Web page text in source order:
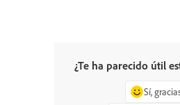
¿Te ha parecido útil
Sí,